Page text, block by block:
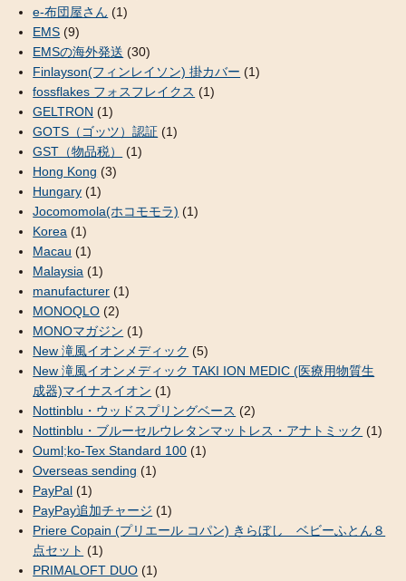
e-布団屋さん (1)
EMS (9)
EMSの海外発送 (30)
Finlayson(フィンレイソン) 掛カバー (1)
fossflakes フォスフレイクス (1)
GELTRON (1)
GOTS（ゴッツ）認証 (1)
GST（物品税）
(1)
Hong Kong (3)
Hungary (1)
Jocomomola(ホコモモラ) (1)
Korea (1)
Macau (1)
Malaysia (1)
manufacturer (1)
MONOQLO (2)
MONOマガジン (1)
New 滝風イオンメディック (5)
New 滝風イオンメディック TAKI ION MEDIC (医療用物質生
成器)マイナスイオン (1)
Nottinblu・ウッドスプリングベース (2)
Nottinblu・ブルーセルウレタンマットレス・アナトミック (1)
Ouml;ko-Tex Standard 100 (1)
Overseas sending (1)
PayPal (1)
PayPay追加チャージ (1)
Priere Copain (プリエール コパン) きらぼし ベビーふとん８
点セット (1)
PRIMALOFT DUO (1)